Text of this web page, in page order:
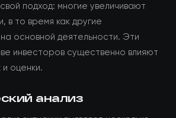
подход: многие увеличивают
в то время как другие
основной деятельности. Эти
инвесторов существенно влияют
оценки.
анализ